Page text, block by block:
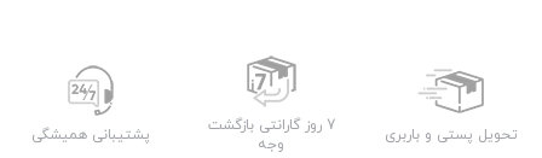
میلی
عدد
تحویل پستی و باربری
7 روز گارانتی بازگشت
وجه
پشتیبانی همیشگی